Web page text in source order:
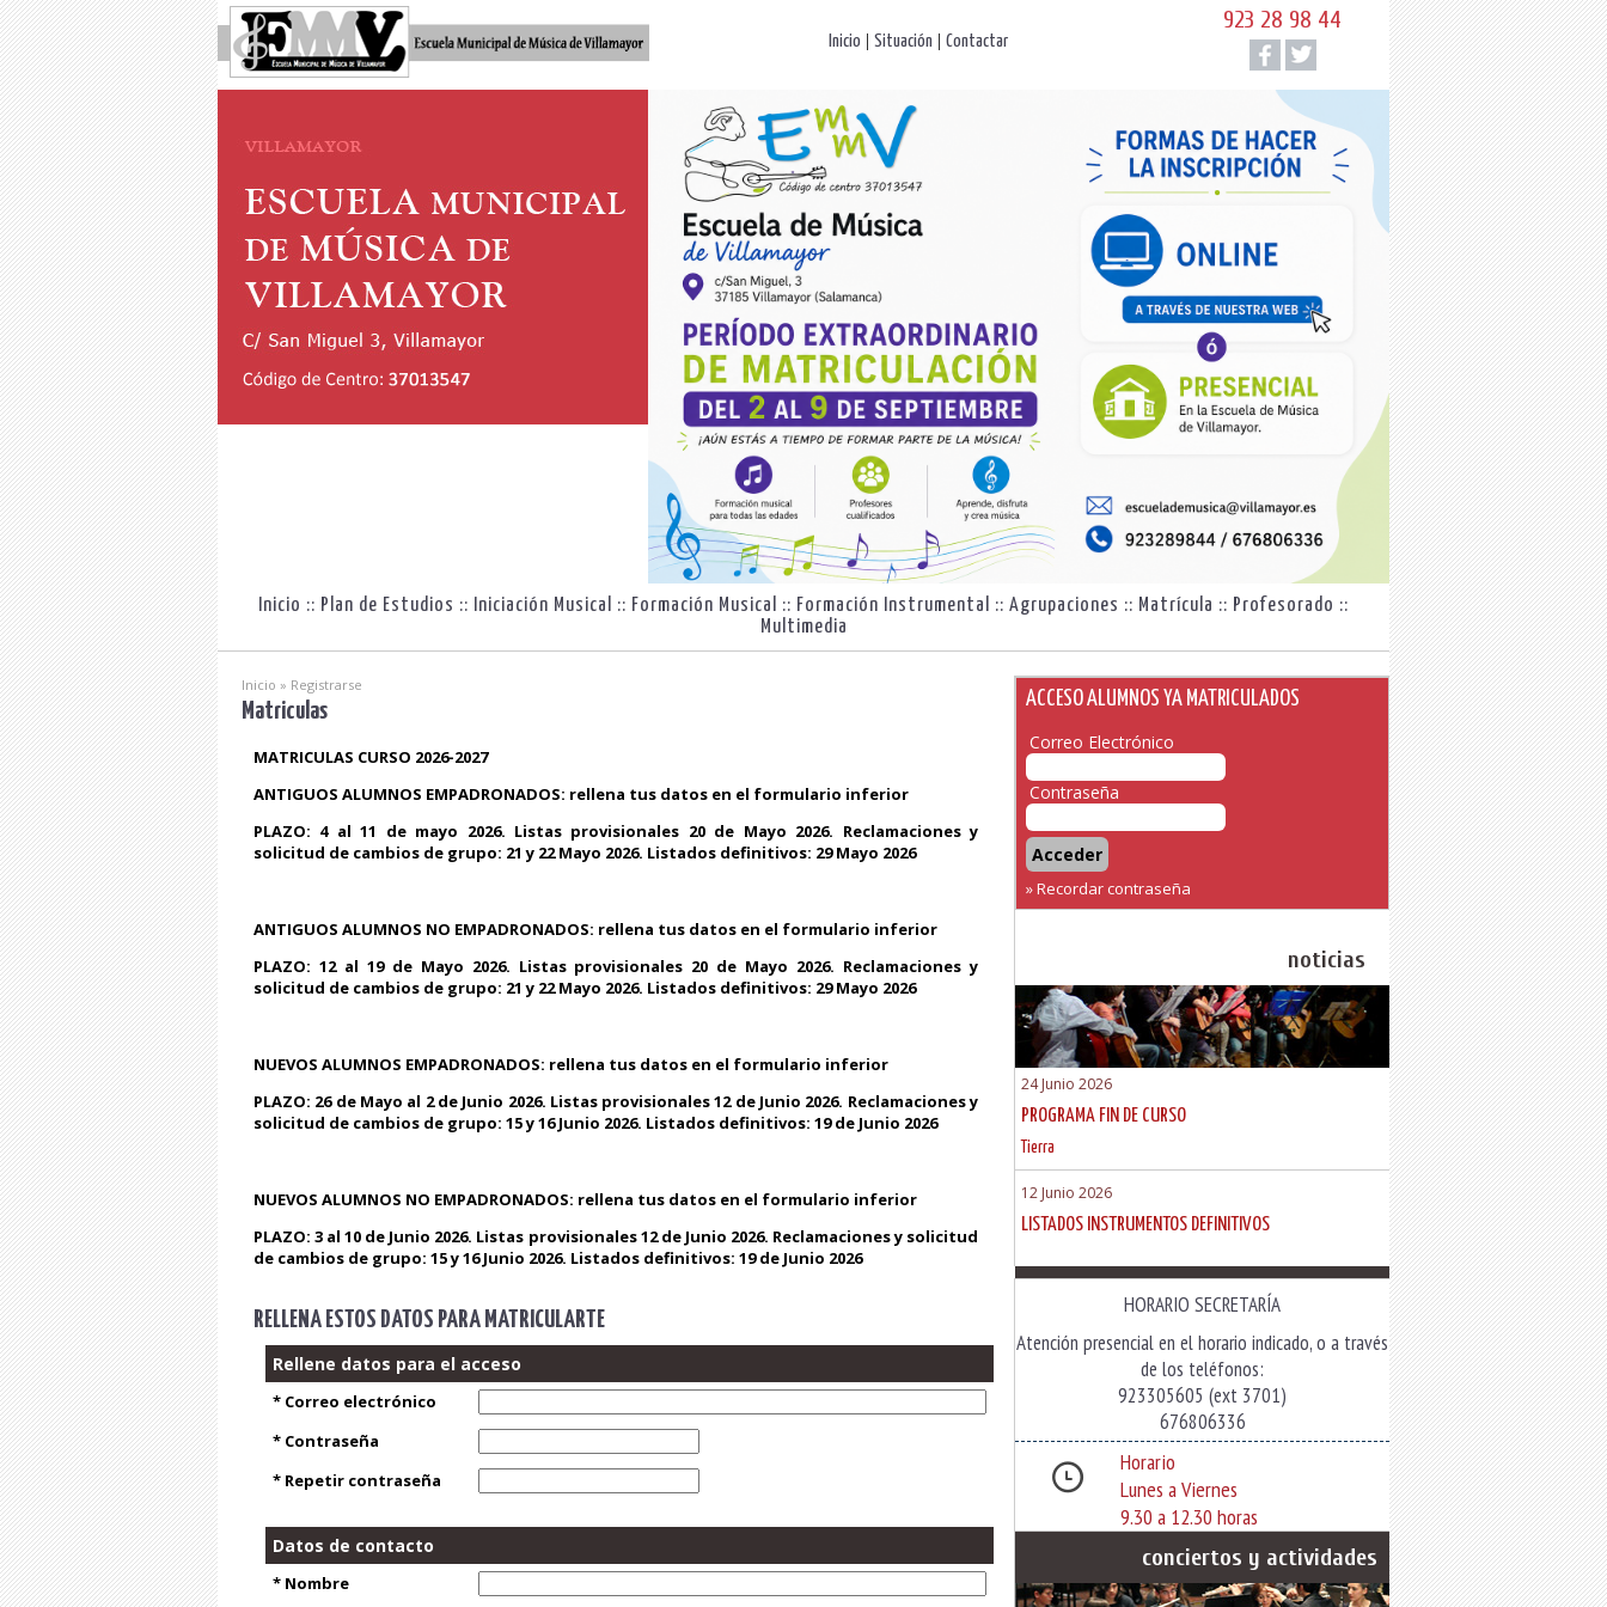
Inicio | Situación | Contactar
923 28 98 44
Inicio :: Plan de Estudios :: Iniciación Musical :: Formación Musical :: Formación Instrumental :: Agrupaciones :: Matrícula :: Profesorado ::
Multimedia
Inicio » Registrarse
Matriculas
MATRICULAS CURSO 2026-2027
ANTIGUOS ALUMNOS EMPADRONADOS: rellena tus datos en el formulario inferior
PLAZO: 4 al 11 de mayo 2026. Listas provisionales 20 de Mayo 2026. Reclamaciones y
solicitud de cambios de grupo: 21 y 22 Mayo 2026. Listados definitivos: 29 Mayo 2026
ANTIGUOS ALUMNOS NO EMPADRONADOS: rellena tus datos en el formulario inferior
PLAZO: 12 al 19 de Mayo 2026. Listas provisionales 20 de Mayo 2026. Reclamaciones y
solicitud de cambios de grupo: 21 y 22 Mayo 2026. Listados definitivos: 29 Mayo 2026
NUEVOS ALUMNOS EMPADRONADOS: rellena tus datos en el formulario inferior
PLAZO: 26 de Mayo al 2 de Junio 2026. Listas provisionales 12 de Junio 2026. Reclamaciones y
solicitud de cambios de grupo: 15 y 16 Junio 2026. Listados definitivos: 19 de Junio 2026
NUEVOS ALUMNOS NO EMPADRONADOS: rellena tus datos en el formulario inferior
PLAZO: 3 al 10 de Junio 2026. Listas provisionales 12 de Junio 2026. Reclamaciones y solicitud
de cambios de grupo: 15 y 16 Junio 2026. Listados definitivos: 19 de Junio 2026
RELLENA ESTOS DATOS PARA MATRICULARTE
Rellene datos para el acceso
* Correo electrónico
* Contraseña
* Repetir contraseña
Datos de contacto
* Nombre
ACCESO ALUMNOS YA MATRICULADOS
Correo Electrónico
Contraseña
» Recordar contraseña
noticias
24 Junio 2026
PROGRAMA FIN DE CURSO
Tierra
12 Junio 2026
LISTADOS INSTRUMENTOS DEFINITIVOS
HORARIO SECRETARÍA
Atención presencial en el horario indicado, o a través
de los teléfonos:
923305605 (ext 3701)
676806336
Horario
Lunes a Viernes
9.30 a 12.30 horas
conciertos y actividades